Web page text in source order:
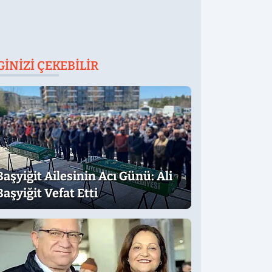
ÇEKEBILIR
Ailesinin Acı Günü: Ali
Vefat Etti